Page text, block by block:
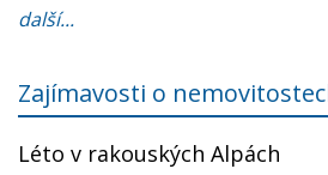
další...
Zajímavosti o
Léto v rakouských Alpách